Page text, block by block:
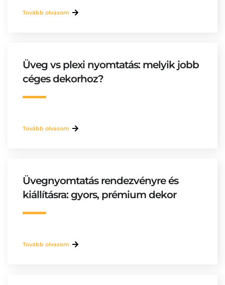
Tovább olvasom
Üveg vs plexi nyomtatás: melyik jobb
céges dekorhoz?
Tovább olvasom
Üvegnyomtatás rendezvényre és
kiállításra: gyors, prémium dekor
Tovább olvasom